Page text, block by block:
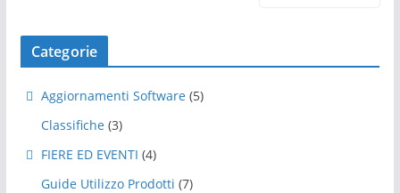
Categorie
Aggiornamenti Software (5)
Classifiche (3)
FIERE ED EVENTI (4)
Guide Utilizzo Prodotti (7)